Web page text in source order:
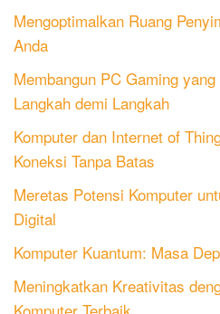
Mengoptimalkan Ruang
Anda
Membangun PC Gaming
Langkah demi Langkah
Komputer dan Internet of
Koneksi Tanpa Batas
Meretas Potensi Komputer
Digital
Komputer Kuantum: Masa
Meningkatkan Kreativitas